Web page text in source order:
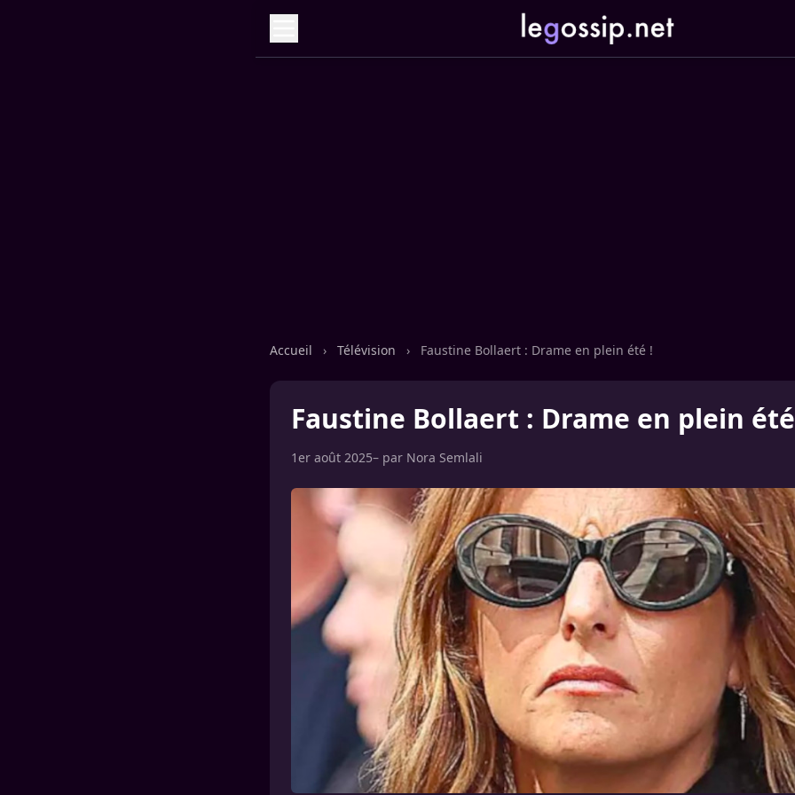
Accueil › Télévision › Faustine Bollaert : Drame en plein été !
Faustine Bollaert : Drame en plein
1er août 2025– par Nora Semlali